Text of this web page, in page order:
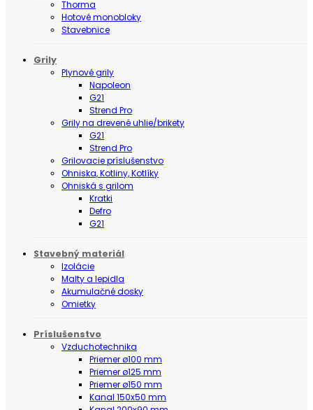
Thorma
Hotové monobloky
Stavebnice
Grily
Plynové grily
Napoleon
G21
Strend Pro
Grily na drevené uhlie/brikety
G21
Strend Pro
Grilovacie príslušenstvo
Ohniska, Kotliny, Kotlíky
Ohniská s grilom
Kratki
Defro
G21
Stavebný materiál
Izolácie
Malty a lepidla
Akumulačné dosky
Omietky
Príslušenstvo
Vzduchotechnika
Priemer ø100 mm
Priemer ø125 mm
Priemer ø150 mm
Kanal 150x50 mm